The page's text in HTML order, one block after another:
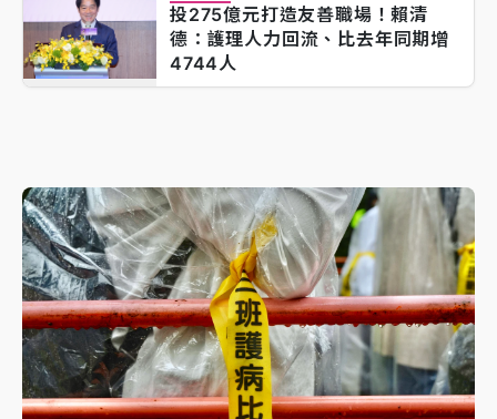
投275億元打造友善職場！賴清
德：護理人力回流、比去年同期增
4744人